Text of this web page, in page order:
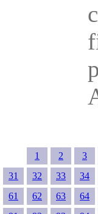
1 2 3
31
32 33 34
61
62 63 64